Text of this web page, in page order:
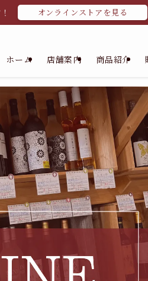
オンラインストアを見る
ホーム 店舗案内 商品紹介